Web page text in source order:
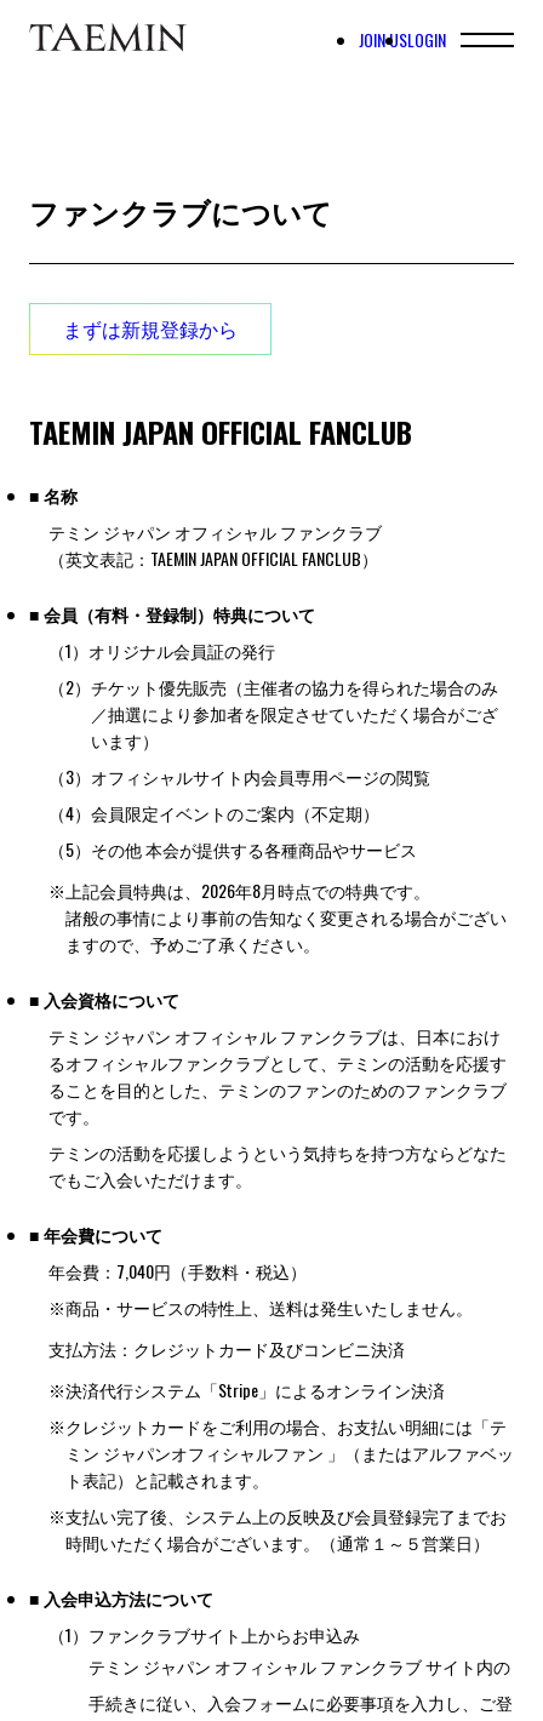
JOIN USLOGIN
ファンクラブについて
まずは新規登録から
TAEMIN JAPAN OFFICIAL FANCLUB
■ 名称
テミン ジャパン オフィシャル ファンクラブ
（英文表記：TAEMIN JAPAN OFFICIAL FANCLUB）
■ 会員（有料・登録制）特典について
（1） オリジナル会員証の発行
（2） チケット優先販売（主催者の協力を得られた場合のみ
／抽選により参加者を限定させていただく場合がござ
います）
（3） オフィシャルサイト内会員専用ページの閲覧
（4） 会員限定イベントのご案内（不定期）
（5） その他 本会が提供する各種商品やサービス
※ 上記会員特典は、2026年8月時点での特典です。
諸般の事情により事前の告知なく変更される場合がござい
ますので、予めご了承ください。
■ 入会資格について
テミン ジャパン オフィシャル ファンクラブは、日本におけ
るオフィシャルファンクラブとして、テミンの活動を応援す
ることを目的とした、テミンのファンのためのファンクラブ
です。
テミンの活動を応援しようという気持ちを持つ方ならどなた
でもご入会いただけます。
■ 年会費について
年会費：7,040円（手数料・税込）
※商品・サービスの特性上、送料は発生いたしません。
支払方法：クレジットカード及びコンビニ決済
※決済代行システム「Stripe」によるオンライン決済
※クレジットカードをご利用の場合、お支払い明細には「テ
ミン ジャパンオフィシャルファン 」（またはアルファベッ
ト表記）と記載されます。
※支払い完了後、システム上の反映及び会員登録完了までお
時間いただく場合がございます。（通常１～５営業日）
■ 入会申込方法について
（1） ファンクラブサイト上からお申込み
テミン ジャパン オフィシャル ファンクラブ サイト内の
手続きに従い、入会フォームに必要事項を入力し、ご登